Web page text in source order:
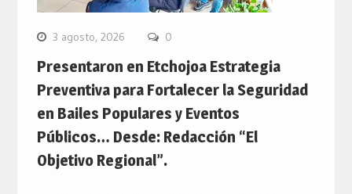
3 agosto, 2026 0
Presentaron en Etchojoa Estrategia
Preventiva para Fortalecer la Seguridad
en Bailes Populares y Eventos
Públicos… Desde: Redacción “El
Objetivo Regional”.